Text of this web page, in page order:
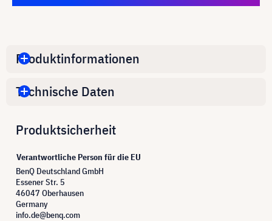
Produktinformationen
Technische Daten
Produktsicherheit
Verantwortliche Person für die EU
BenQ Deutschland GmbH
Essener Str. 5
46047 Oberhausen
Germany
info.de@benq.com